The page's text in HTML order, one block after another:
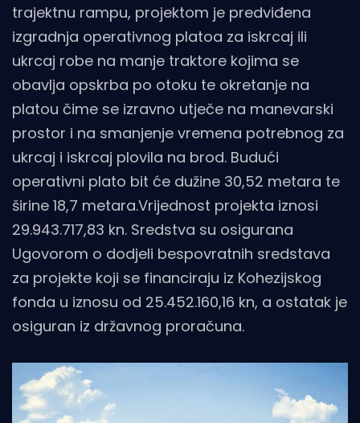
trajektnu rampu, projektom je predviđena
izgradnja operativnog platoa za iskrcaj ili
ukrcaj robe na manje traktore kojima se
obavlja opskrba po otoku te okretanje na
platou čime se izravno utječe na manevarski
prostor i na smanjenje vremena potrebnog za
ukrcaj i iskrcaj plovila na brod. Budući
operativni plato bit će dužine 30,52 metara te
širine 18,7 metara.Vrijednost projekta iznosi
29.943.717,83 kn. Sredstva su osigurana
Ugovorom o dodjeli bespovratnih sredstava
za projekte koji se financiraju iz Kohezijskog
fonda u iznosu od 25.452.160,16 kn, a ostatak je
osiguran iz državnog proračuna.